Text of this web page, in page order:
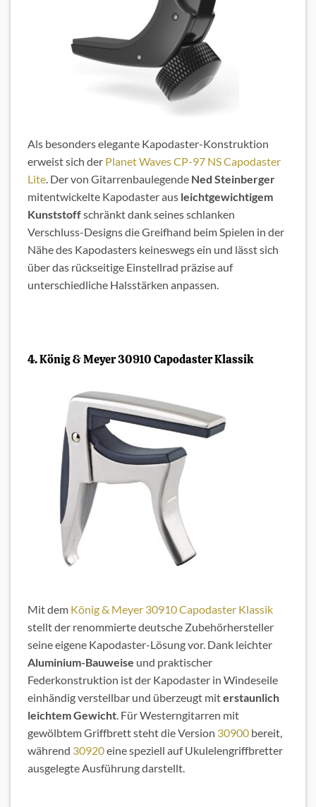
Als besonders elegante Kapodaster-Konstruktion
erweist sich der Planet Waves CP-97 NS Capodaster
Lite . Der von Gitarrenbaulegende Ned Steinberger
mitentwickelte Kapodaster aus leichtgewichtigem
Kunststoffschränkt dank seines schlanken
Verschluss-Designs die Greifhand beim Spielen in der
Nähe des Kapodasters keineswegs ein und lässt sich
über das rückseitige Einstellrad präzise auf
unterschiedliche Halsstärken anpassen.
4. König & Meyer 30910 Capodaster Klassik
Mit dem König & Meyer 30910 Capodaster Klassik
stellt der renommierte deutsche Zubehörhersteller
seine eigene Kapodaster-Lösung vor. Dank leichter
Aluminium-Bauweise und praktischer
Federkonstruktion ist der Kapodaster in Windeseile
einhändig verstellbar und überzeugt miterstaunlich
leichtem Gewicht. Für Westerngitarren mit
gewölbtem Griffbrett steht die Version 30900 bereit,
während 30920eine speziell auf Ukulelengriffbretter
ausgelegte Ausführung darstellt.